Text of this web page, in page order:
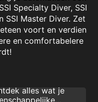
Specialty Diver, SSI
SSI Master Diver. Zet
voort en verdien
en comfortabelere
alles wat je